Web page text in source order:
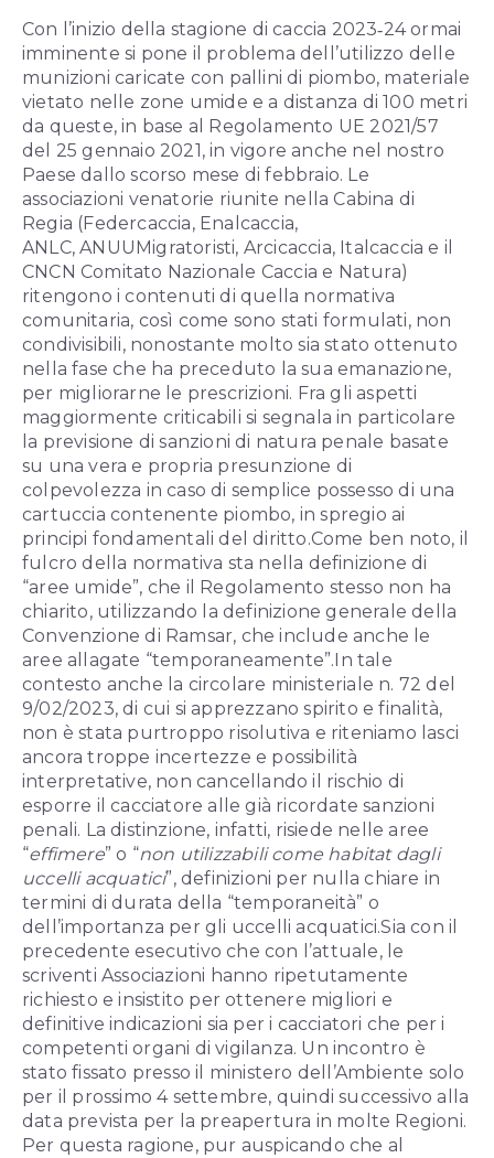
Con l’inizio della stagione di caccia 2023‐24 ormai
imminente si pone il problema dell’utilizzo delle
munizioni caricate con pallini di piombo, materiale
vietato nelle zone umide e a distanza di 100 metri
da queste, in base al Regolamento UE 2021/57
del 25 gennaio 2021, in vigore anche nel nostro
Paese dallo scorso mese di febbraio. Le
associazioni venatorie riunite nella Cabina di
Regia (Federcaccia, Enalcaccia,
ANLC, ANUUMigratoristi, Arcicaccia, Italcaccia e il
CNCN Comitato Nazionale Caccia e Natura)
ritengono i contenuti di quella normativa
comunitaria, così come sono stati formulati, non
condivisibili, nonostante molto sia stato ottenuto
nella fase che ha preceduto la sua emanazione,
per migliorarne le prescrizioni. Fra gli aspetti
maggiormente criticabili si segnala in particolare
la previsione di sanzioni di natura penale basate
su una vera e propria presunzione di
colpevolezza in caso di semplice possessodi una
cartuccia contenente piombo, in spregio ai
principi fondamentali del diritto.Come ben noto, il
fulcro della normativa sta nella definizione di
“aree umide”, che il Regolamento stesso non ha
chiarito, utilizzando la definizione generale della
Convenzione di Ramsar, che include anche le
aree allagate “temporaneamente”. In tale
contesto anche la circolare ministeriale n. 72 del
9/02/2023, di cui si apprezzano spirito e finalità,
non è stata purtroppo risolutiva e riteniamo lasci
ancora troppe incertezze e possibilità
interpretative, non cancellando il rischio di
esporre il cacciatore alle già ricordate sanzioni
penali. La distinzione, infatti, risiede nelle aree
“effimere” o “non utilizzabili come habitat dagli
uccelli acquatici”, definizioni per nulla chiare in
termini di durata della “temporaneità” o
dell’importanza per gli uccelli acquatici.Sia con il
precedente esecutivo che con l’attuale, le
scriventi Associazioni hanno ripetutamente
richiesto e insistito per ottenere migliori e
definitive indicazioni sia per i cacciatori che per i
competenti organi di vigilanza. Un incontro è
stato fissato presso il ministero dell’Ambiente solo
per il prossimo 4 settembre, quindi successivo alla
data prevista per la preapertura in molte Regioni.
Per questa ragione, pur auspicando che al